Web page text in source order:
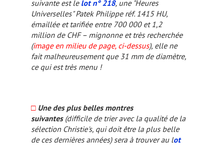
suivante est le lot n° 218, une "Heures
Universelles" Patek Philippe réf. 1415 HU,
émaillée et tarifiée entre 700 000 et 1,2
million de CHF – mignonne et très recherchée
(image en milieu de page, ci-dessus), elle ne
fait malheureusement que 31 mm de diamètre,
ce qui est très menu !
□ Une des plus belles montres
suivantes(difficile de trier avec la qualité de la
sélection Christie's, qui doit être la plus belle
de ces dernières années) sera à trouver au lot